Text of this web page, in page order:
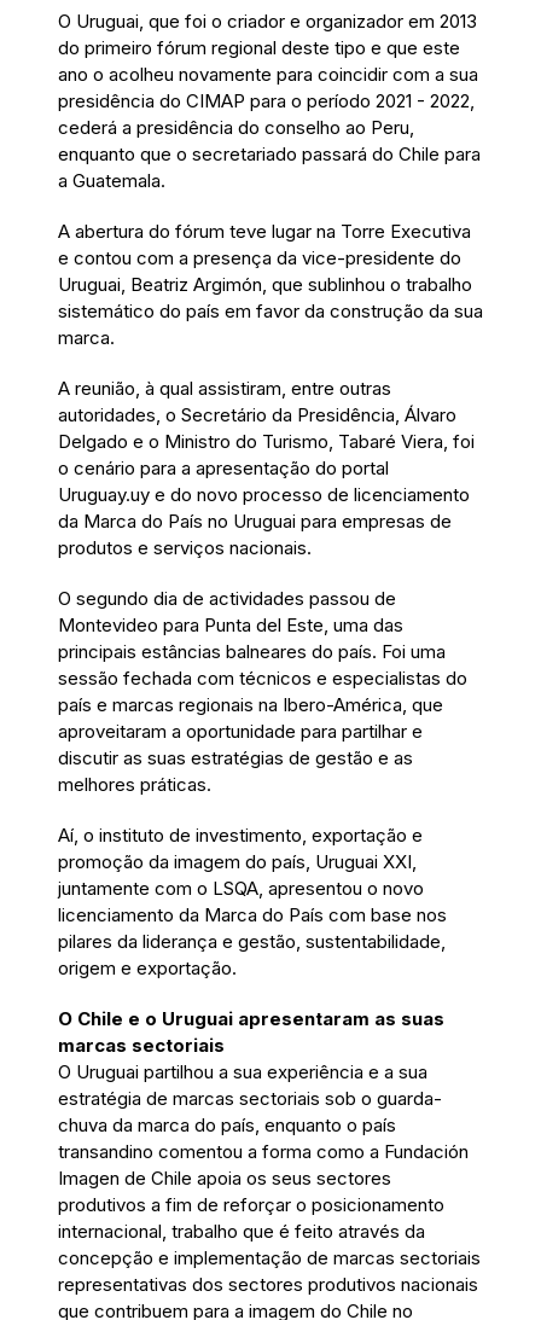
O Uruguai, que foi o criador e organizador em 2013
do primeiro fórum regional deste tipo e que este
ano o acolheu novamente para coincidir com a sua
presidência do CIMAP para o período 2021 - 2022,
cederá a presidência do conselho ao Peru,
enquanto que o secretariado passará do Chile para
a Guatemala.
A abertura do fórum teve lugar na Torre Executiva
e contou com a presença da vice-presidente do
Uruguai, Beatriz Argimón, que sublinhou o trabalho
sistemático do país em favor da construção da sua
marca.
A reunião, à qual assistiram, entre outras
autoridades, o Secretário da Presidência, Álvaro
Delgado e o Ministro do Turismo, Tabaré Viera, foi
o cenário para a apresentação do portal
Uruguay.uy e do novo processo de licenciamento
da Marca do País no Uruguai para empresas de
produtos e serviços nacionais.
O segundo dia de actividades passou de
Montevideo para Punta del Este, uma das
principais estâncias balneares do país. Foi uma
sessão fechada com técnicos e especialistas do
país e marcas regionais na Ibero-América, que
aproveitaram a oportunidade para partilhar e
discutir as suas estratégias de gestão e as
melhores práticas.
Aí, o instituto de investimento, exportação e
promoção da imagem do país, Uruguai XXI,
juntamente com o LSQA, apresentou o novo
licenciamento da Marca do País com base nos
pilares da liderança e gestão, sustentabilidade,
origem e exportação.
O Chile e o Uruguai apresentaram as suas
marcas sectoriais
O Uruguai partilhou a sua experiência e a sua
estratégia de marcas sectoriais sob o guarda-
chuva da marca do país, enquanto o país
transandino comentou a forma como a Fundación
Imagen de Chile apoia os seus sectores
produtivos a fim de reforçar o posicionamento
internacional, trabalho que é feito através da
concepção e implementação de marcas sectoriais
representativas dos sectores produtivos nacionais
que contribuem para a imagem do Chile no